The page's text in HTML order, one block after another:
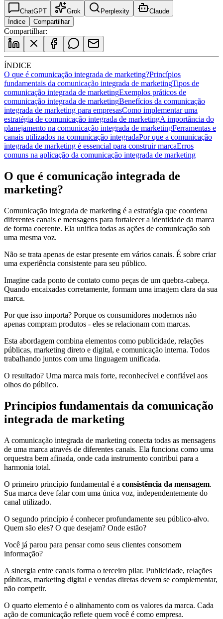
ChatGPT Grok Perplexity
Claude
Índice
Compartilhar
Compartilhar:
ÍNDICE
O que é comunicação integrada de marketing?Princípios
fundamentais da comunicação integrada de marketingTipos de
comunicação integrada de marketingExemplos práticos de
comunicação integrada de marketingBenefícios da comunicação
integrada de marketing para empresasComo implementar uma
estratégia de comunicação integrada de marketingA importância do
planejamento na comunicação integrada de marketingFerramentas e
canais utilizados na comunicação integradaPor que a comunicação
integrada de marketing é essencial para construir marcaErros
comuns na aplicação da comunicação integrada de marketing
O que é comunicação integrada de
marketing?
Comunicação integrada de marketing é a estratégia que coordena
diferentes canais e mensagens para fortalecer a identidade da marca
de forma coerente. Ela unifica todas as ações de comunicação sob
uma mesma voz.
Não se trata apenas de estar presente em vários canais. É sobre criar
uma experiência consistente para seu público.
Imagine cada ponto de contato como peças de um quebra-cabeça.
Quando encaixadas corretamente, formam uma imagem clara da sua
marca.
Por que isso importa? Porque os consumidores modernos não
apenas compram produtos - eles se relacionam com marcas.
Esta abordagem combina elementos como publicidade, relações
públicas, marketing direto e digital, e comunicação interna. Todos
trabalhando juntos com uma linguagem unificada.
O resultado? Uma marca mais forte, reconhecível e confiável aos
olhos do público.
Princípios fundamentais da comunicação
integrada de marketing
A comunicação integrada de marketing conecta todas as mensagens
de uma marca através de diferentes canais. Ela funciona como uma
orquestra bem afinada, onde cada instrumento contribui para a
harmonia total.
O primeiro princípio fundamental é a consistência da mensagem.
Sua marca deve falar com uma única voz, independentemente do
canal utilizado.
O segundo princípio é conhecer profundamente seu público-alvo.
Quem são eles? O que desejam? Onde estão?
Você já parou para pensar como seus clientes consomem
informação?
A sinergia entre canais forma o terceiro pilar. Publicidade, relações
públicas, marketing digital e vendas diretas devem se complementar,
não competir.
O quarto elemento é o alinhamento com os valores da marca. Cada
ação de comunicação reflete quem você é como empresa.